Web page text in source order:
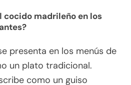
cocido madrileño en los
presenta en los menús de
un plato tradicional.
como un guiso